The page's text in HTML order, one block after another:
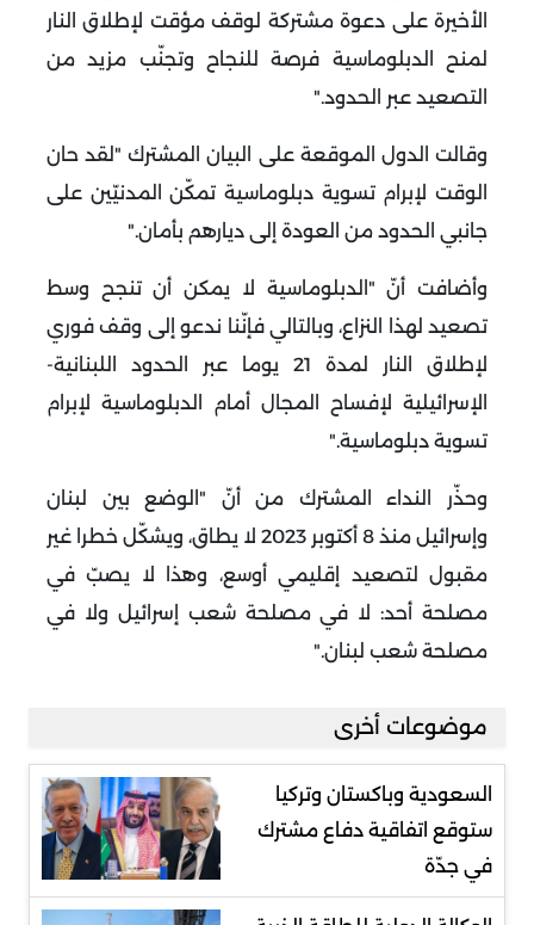
الأخيرة على دعوة مشتركة لوقف مؤقت لإطلاق النار
لمنح الدبلوماسية فرصة للنجاح وتجنّب مزيد من
التصعيد عبر الحدود".
وقالت الدول الموقعة على البيان المشترك "لقد حان
الوقت لإبرام تسوية دبلوماسية تمكّن المدنيّين على
جانبي الحدود من العودة إلى ديارهم بأمان".
وأضافت أنّ "الدبلوماسية لا يمكن أن تنجح وسط
تصعيد لهذا النزاع، وبالتالي فإنّنا ندعو إلى وقف فوري
لإطلاق النار لمدة 21 يوما عبر الحدود اللبنانية-
الإسرائيلية لإفساح المجال أمام الدبلوماسية لإبرام
تسوية دبلوماسية".
وحذّر النداء المشترك من أنّ "الوضع بين لبنان
وإسرائيل منذ 8 أكتوبر 2023 لا يطاق، ويشكّل خطرا غير
مقبول لتصعيد إقليمي أوسع، وهذا لا يصبّ في
مصلحة أحد: لا في مصلحة شعب إسرائيل ولا في
مصلحة شعب لبنان".
موضوعات أخرى
السعودية وباكستان وتركيا
ستوقع اتفاقية دفاع مشترك
في جدّة